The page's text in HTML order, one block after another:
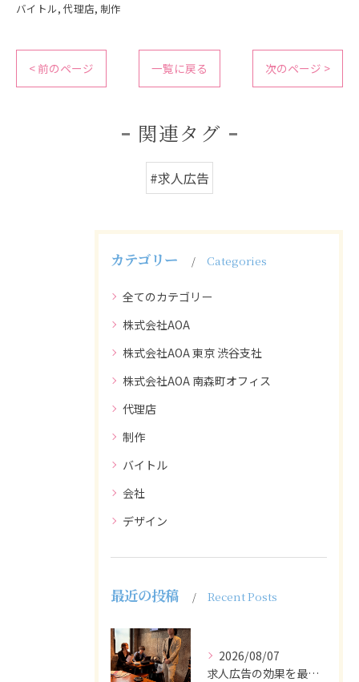
バイトル 代理店 制作
< 前のページ 一覧に戻る 次のページ >
関連タグ
#求人広告
カテゴリー Categories
全てのカテゴリー
株式会社AOA
株式会社AOA 東京 渋谷支社
株式会社AOA 南森町オフィス
代理店
制作
バイトル
会社
デザイン
最近の投稿 Recent Posts
2026/08/07
求人広告の効果を最大化するために最も重要なのは、掲載タイミン...